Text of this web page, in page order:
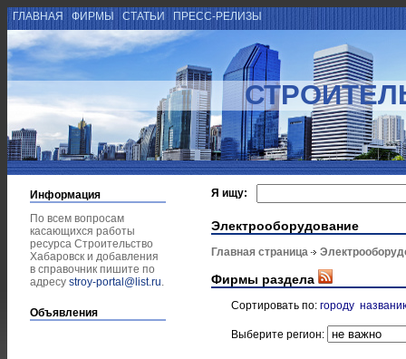
ГЛАВНАЯ ФИРМЫ СТАТЬИ ПРЕСС-РЕЛИЗЫ
Информация
По всем вопросам
касающихся работы
ресурса Строительство
Хабаровск и добавления
в справочник пишите по
адресу stroy-portal@list.ru.
Объявления
Я ищу:
Электрооборудование
Главная страница
Фирмы раздела
Сортировать по: городу
Выберите регион: